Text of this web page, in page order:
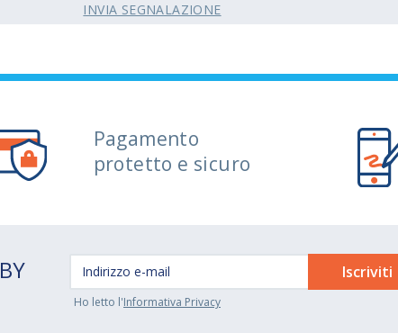
INVIA SEGNALAZIONE
Pagamento
protetto e sicuro
Ho letto l'Informativa Privacy